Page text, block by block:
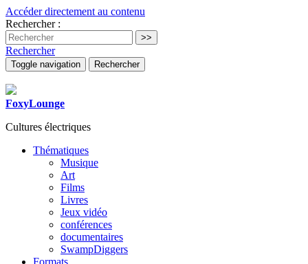
Accéder directement au contenu
Rechercher :
Rechercher
Toggle navigation Rechercher
FoxyLounge
Cultures électriques
Thématiques
Musique
Art
Films
Livres
Jeux vidéo
conférences
documentaires
SwampDiggers
Formats